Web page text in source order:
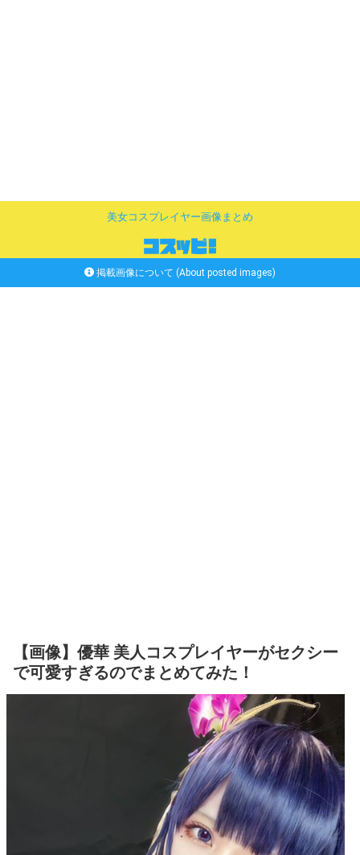
美女コスプレイヤー画像まとめ
掲載画像について (About posted images)
【画像】優華 美人コスプレイヤーがセクシー
で可愛すぎるのでまとめてみた！